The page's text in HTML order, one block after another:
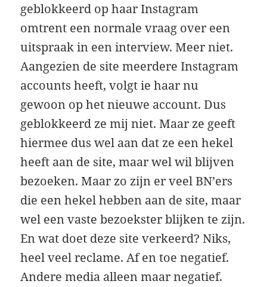
geblokkeerd op haar Instagram
omtrent een normale vraag over een
uitspraak in een interview. Meer niet.
Aangezien de site meerdere Instagram
accounts heeft, volgt ie haar nu
gewoon op het nieuwe account. Dus
geblokkeerd ze mij niet. Maar ze geeft
hiermee dus wel aan dat ze een hekel
heeft aan de site, maar wel wil blijven
bezoeken. Maar zo zijn er veel BN’ers
die een hekel hebben aan de site, maar
wel een vaste bezoekster blijken te zijn.
En wat doet deze site verkeerd? Niks,
heel veel reclame. Af en toe negatief.
Andere media alleen maar negatief.